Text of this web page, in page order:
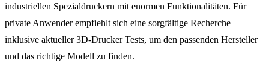
industriellen Spezialdruckern mit enormen Funktionalitäten. Für
private Anwender empfiehlt sich eine sorgfältige Recherche
inklusive aktueller 3D-Drucker Tests, um den passenden Hersteller
und das richtige Modell zu finden.